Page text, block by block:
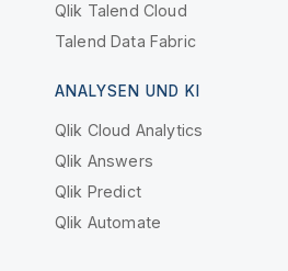
Qlik Talend Cloud
Talend Data Fabric
ANALYSEN UND KI
Qlik Cloud Analytics
Qlik Answers
Qlik Predict
Qlik Automate